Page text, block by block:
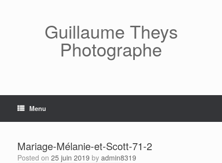
Guillaume Theys
Photographe
Menu
Mariage-Mélanie-et-Scott-71-2
Posted on 25 juin 2019 by admin8319